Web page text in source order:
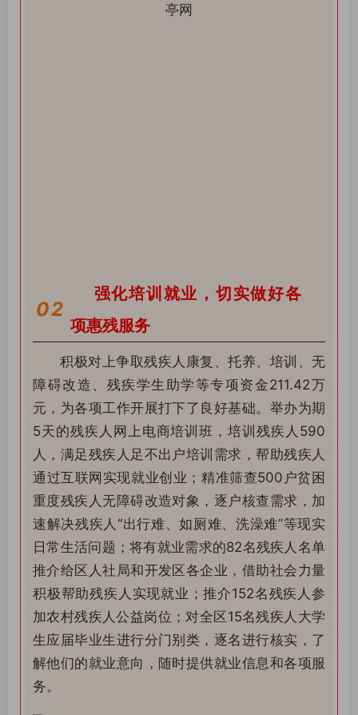
02
强化培训就业，切实做好各
项惠残服务
积极对上争取残疾人康复、托养、培训、无
障碍改造、残疾学生助学等专项资金211.42万
元，为各项工作开展打下了良好基础。举办为期
5天的残疾人网上电商培训班，培训残疾人590
人，满足残疾人足不出户培训需求，帮助残疾人
通过互联网实现就业创业；精准筛查500户贫困
重度残疾人无障碍改造对象，逐户核查需求，加
速解决残疾人“出行难、如厕难、洗澡难”等现实
日常生活问题；将有就业需求的82名残疾人名单
推介给区人社局和开发区各企业，借助社会力量
积极帮助残疾人实现就业；推介152名残疾人参
加农村残疾人公益岗位；对全区15名残疾人大学
生应届毕业生进行分门别类，逐名进行核实，了
解他们的就业意向，随时提供就业信息和各项服
务。